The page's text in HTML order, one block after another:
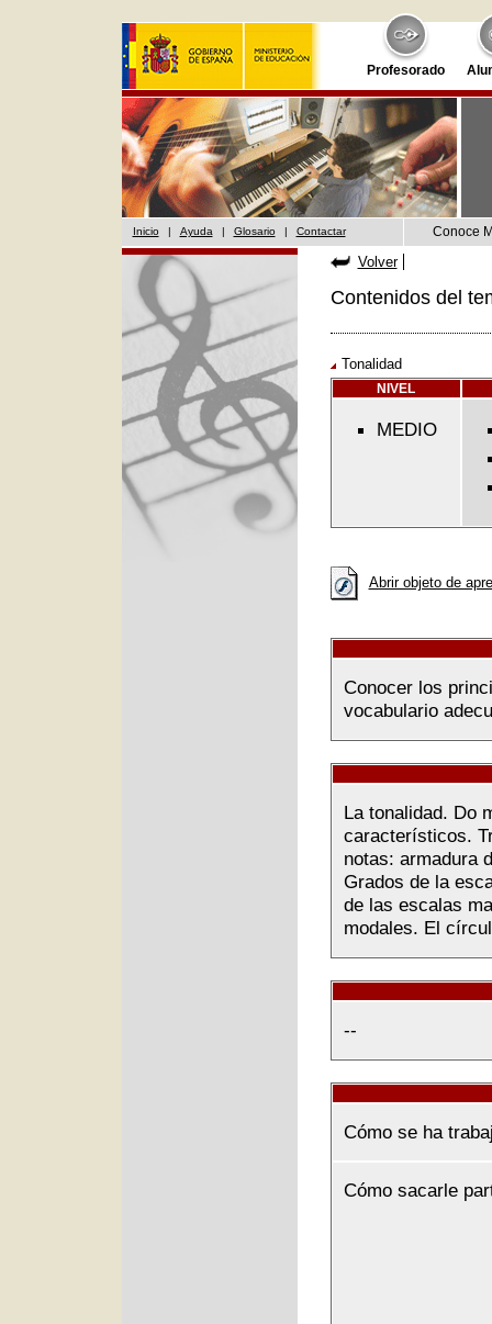
Profesorado
Inicio | Ayuda | Glosario | Contactar Conoce
Volver
Contenidos del
Tonalidad
NIVEL
MEDIO
Abrir objeto de
Conocer los
vocabulario
La tonalidad. Do
característicos.
notas: armadura
Grados de la
de las escalas
modales. El
--
Cómo se ha
Cómo sacarle